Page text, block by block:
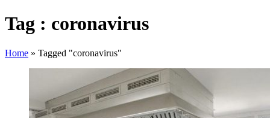
Tag : coronavirus
Home » Tagged "coronavirus"